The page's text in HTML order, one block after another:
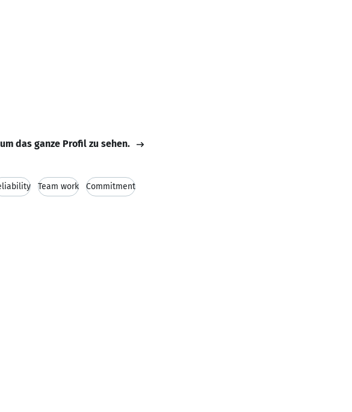
das ganze Profil zu sehen.
Team work Commitment